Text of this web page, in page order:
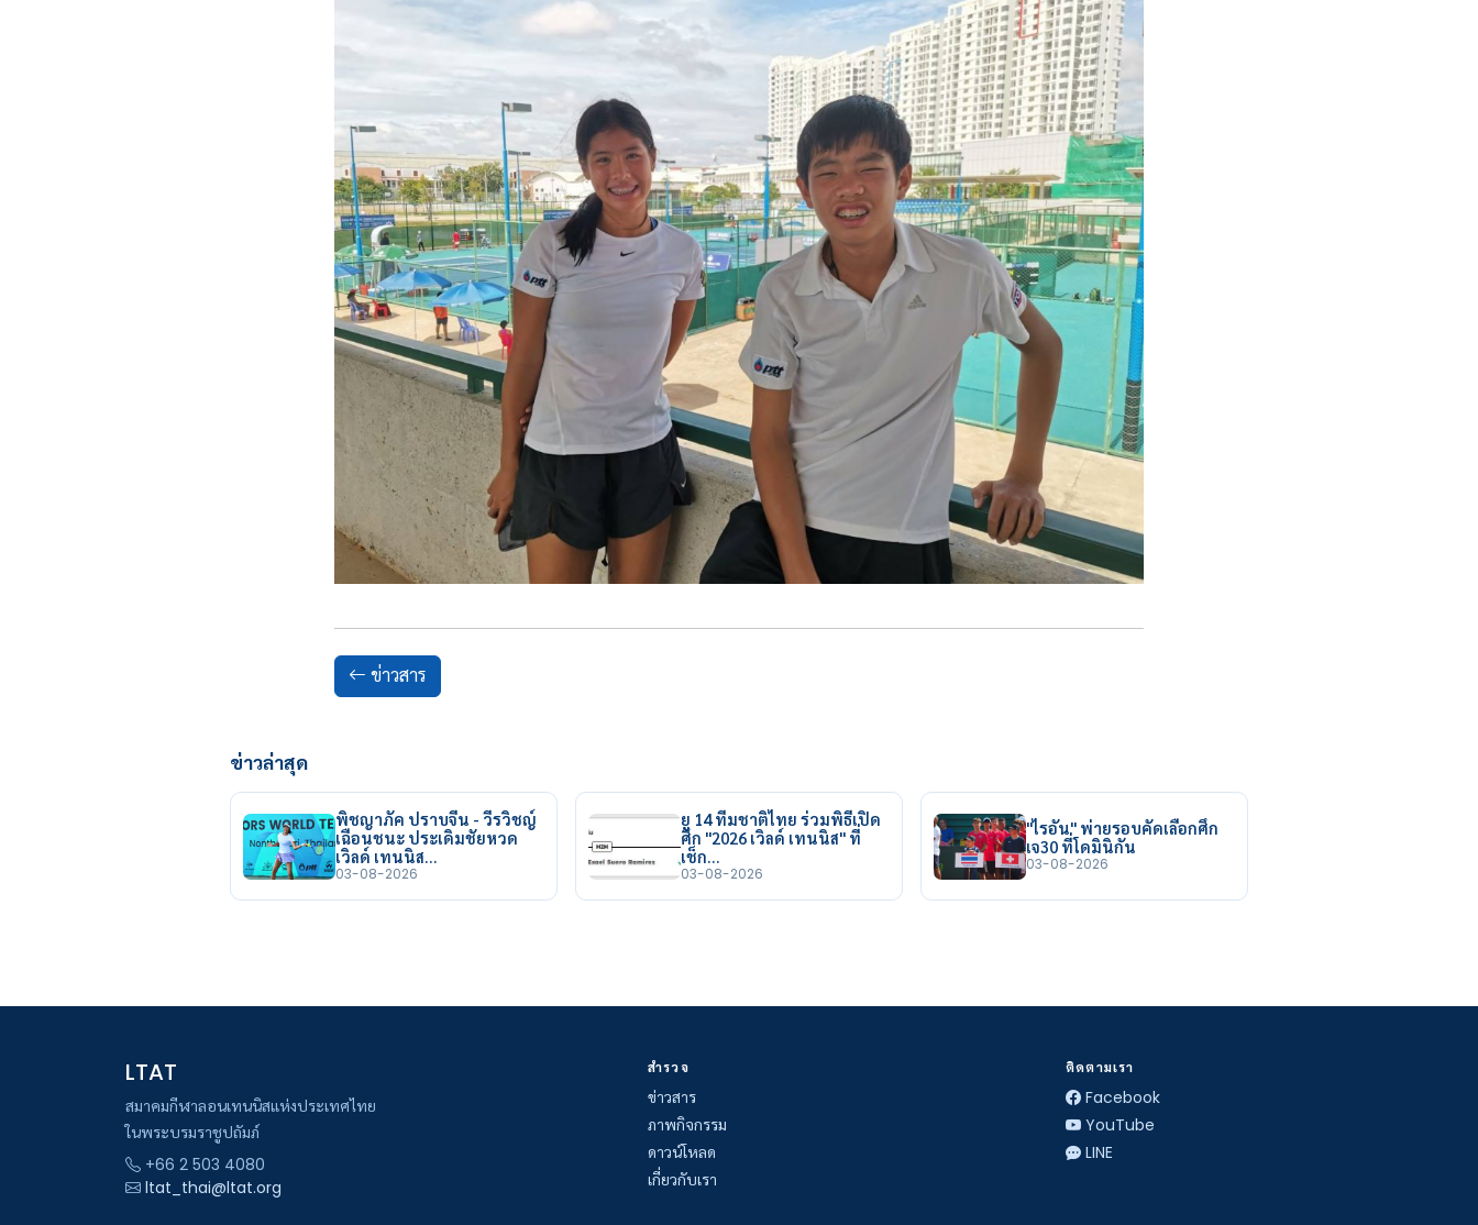
ข่าวสาร
ข่าวล่าสุด
พิชญาภัค ปราบจีน - วีรวิชญ์
เฉือนชนะ ประเดิมชัยหวด
เวิลด์ เทนนิส…
03-08-2026
ยู 14 ทีมชาติไทย ร่วมพิธีเปิด
ศึก "2026 เวิลด์ เทนนิส" ที่
เช็ก…
03-08-2026
"ไรอัน" พ่ายรอบคัดเลือกศึก
เจ30 ที่โดมินิกัน
03-08-2026
LTAT
สมาคมกีฬาลอนเทนนิสแห่งประเทศไทย
ในพระบรมราชูปถัมภ์
+66 2 503 4080
ltat_thai@ltat.org
สำรวจ
ข่าวสาร
ภาพกิจกรรม
ดาวน์โหลด
เกี่ยวกับเรา
ติดตามเรา
Facebook
YouTube
LINE